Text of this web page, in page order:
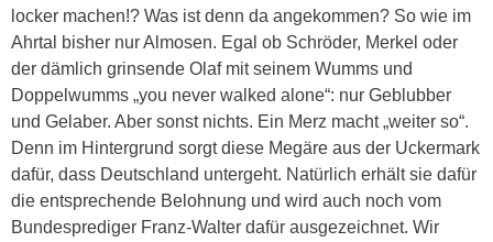
locker machen!? Was ist denn da angekommen? So wie im
Ahrtal bisher nur Almosen. Egal ob Schröder, Merkel oder
der dämlich grinsende Olaf mit seinem Wumms und
Doppelwumms „you never walked alone“: nur Geblubber
und Gelaber. Aber sonst nichts. Ein Merz macht „weiter so“.
Denn im Hintergrund sorgt diese Megäre aus der Uckermark
dafür, dass Deutschland untergeht. Natürlich erhält sie dafür
die entsprechende Belohnung und wird auch noch vom
Bundesprediger Franz-Walter dafür ausgezeichnet. Wir